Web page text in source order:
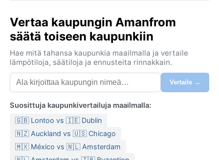
Vertaa kaupungin Amanfrom
säätä toiseen kaupunkiin
Hae mitä tahansa kaupunkia maailmalla ja vertaile
lämpötiloja, säätiloja ja ennusteita rinnakkain.
Vertaile →
Suosittuja kaupunkivertailuja maailmalla:
🇬🇧 Lontoo vs 🇮🇪 Dublin
🇳🇿 Auckland vs 🇺🇸 Chicago
🇲🇽 México vs 🇳🇱 Amsterdam